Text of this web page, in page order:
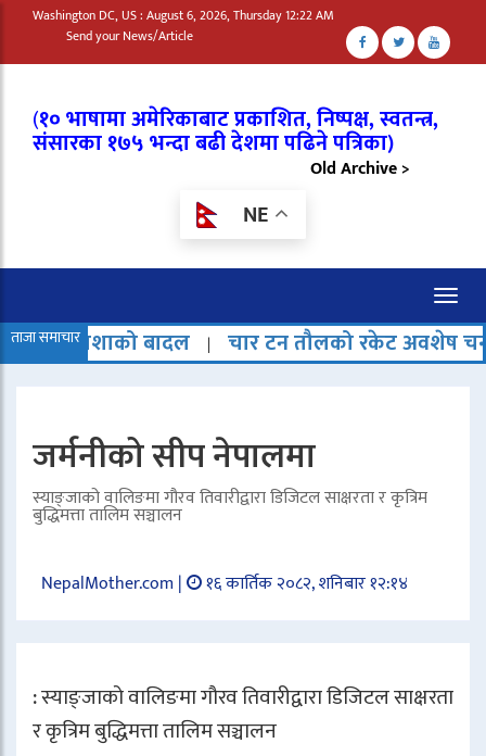
Washington DC, US : August 6, 2026, Thursday 12:22 AM
Send your News/Article
(१० भाषामा अमेरिकाबाट प्रकाशित, निष्पक्ष, स्वतन्त्र,
संसारका १७५ भन्दा बढी देशमा पढिने पत्रिका)
Old Archive >
NE
ताजा समाचार
बादल | चार टन तौलको रकेट अवशेष चन्द्रमामा
जर्मनीको सीप नेपालमा
स्याङ्जाको वालिङमा गौरव तिवारीद्वारा डिजिटल साक्षरता र कृत्रिम
बुद्धिमत्ता तालिम सञ्चालन
NepalMother.com | १६ कार्तिक २०८२, शनिबार १२:१४
: स्याङ्जाको वालिङमा गौरव तिवारीद्वारा डिजिटल साक्षरता
र कृत्रिम बुद्धिमत्ता तालिम सञ्चालन